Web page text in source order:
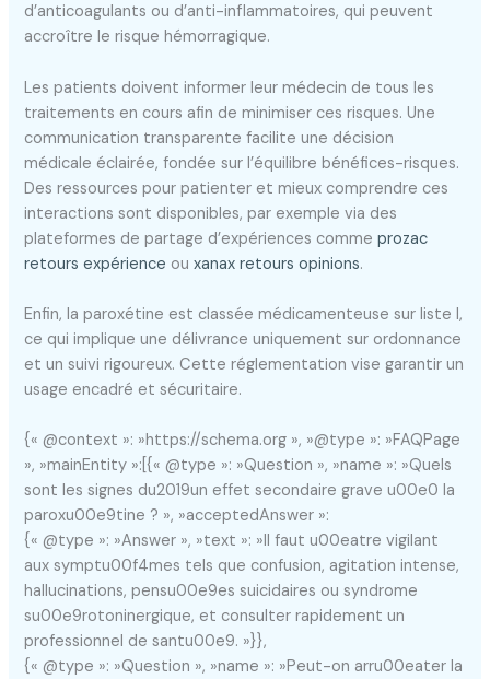
d’anticoagulants ou d’anti-inflammatoires, qui peuvent
accroître le risque hémorragique.
Les patients doivent informer leur médecin de tous les
traitements en cours afin de minimiser ces risques. Une
communication transparente facilite une décision
médicale éclairée, fondée sur l’équilibre bénéfices-risques.
Des ressources pour patienter et mieux comprendre ces
interactions sont disponibles, par exemple via des
plateformes de partage d’expériences commeprozac
retours expérience ouxanax retours opinions.
Enfin, la paroxétine est classée médicamenteuse sur liste I,
ce qui implique une délivrance uniquement sur ordonnance
et un suivi rigoureux. Cette réglementation vise garantir un
usage encadré et sécuritaire.
{« @context »: »https://schema.org », »@type »: »FAQPage
», »mainEntity »:[{« @type »: »Question », »name »: »Quels
sont les signes du2019un effet secondaire grave u00e0 la
paroxu00e9tine ? », »acceptedAnswer »:
{« @type »: »Answer », »text »: »Il faut u00eatre vigilant
aux symptu00f4mes tels que confusion, agitation intense,
hallucinations, pensu00e9es suicidaires ou syndrome
su00e9rotoninergique, et consulter rapidement un
professionnel de santu00e9. »}},
{« @type »: »Question », »name »: »Peut-on arru00eater la